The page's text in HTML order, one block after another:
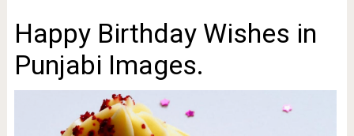
Happy Birthday Wishes in
Punjabi Images.